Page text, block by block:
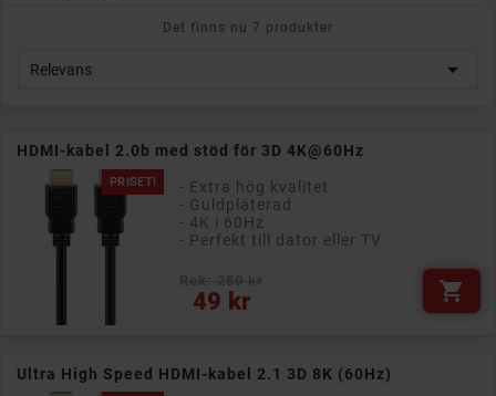
Det finns nu 7 produkter
Relevans 
HDMI-kabel 2.0b med stöd för 3D 4K@60Hz
PRISET!
- Extra hög kvalitet
- Guldpläterad
- 4K i 60Hz
- Perfekt till dator eller TV
49 kr
Pris 
Ultra High Speed HDMI-kabel 2.1 3D 8K (60Hz)